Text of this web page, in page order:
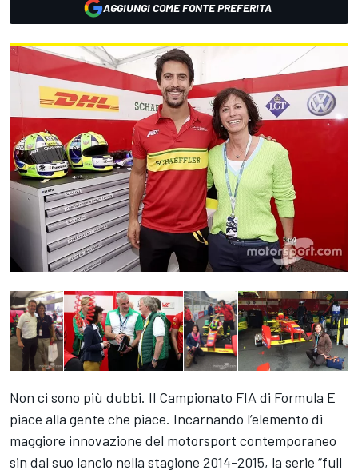
AGGIUNGI COME FONTE PREFERITA
Non ci sono più dubbi. Il Campionato FIA di Formula E
piace alla gente che piace. Incarnando l’elemento di
maggiore innovazione del motorsport contemporaneo
sin dal suo lancio nella stagione 2014-2015, la serie “full